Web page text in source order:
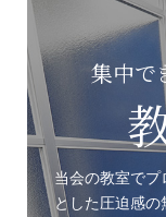
集中で
当会の教室でプ
とした圧迫感の